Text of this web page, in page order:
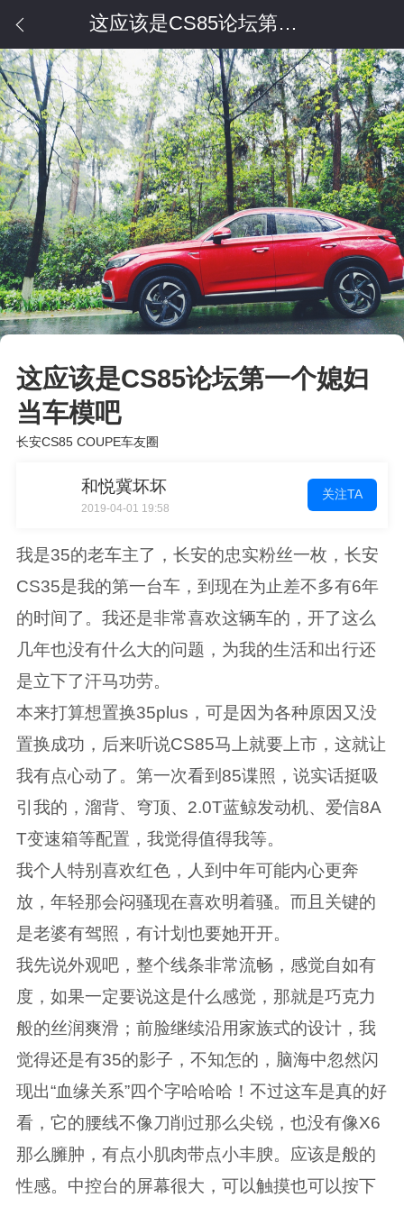
这应该是CS85论坛第一个媳妇当车模吧
这应该是CS85论坛第一个媳妇
当车模吧
长安CS85 COUPE车友圈
和悦冀坏坏
2019-04-01 19:58
关注TA
我是35的老车主了，长安的忠实粉丝一枚，长安
CS35是我的第一台车，到现在为止差不多有6年
的时间了。我还是非常喜欢这辆车的，开了这么
几年也没有什么大的问题，为我的生活和出行还
是立下了汗马功劳。
本来打算想置换35plus，可是因为各种原因又没
置换成功，后来听说CS85马上就要上市，这就让
我有点心动了。第一次看到85谍照，说实话挺吸
引我的，溜背、穹顶、2.0T蓝鲸发动机、爱信8A
T变速箱等配置，我觉得值得我等。
我个人特别喜欢红色，人到中年可能内心更奔
放，年轻那会闷骚现在喜欢明着骚。而且关键的
是老婆有驾照，有计划也要她开开。
我先说外观吧，整个线条非常流畅，感觉自如有
度，如果一定要说这是什么感觉，那就是巧克力
般的丝润爽滑；前脸继续沿用家族式的设计，我
觉得还是有35的影子，不知怎的，脑海中忽然闪
现出“血缘关系”四个字哈哈哈！不过这车是真的好
看，它的腰线不像刀削过那么尖锐，也没有像X6
那么臃肿，有点小肌肉带点小丰腴。应该是般的
性感。中控台的屏幕很大，可以触摸也可以按下